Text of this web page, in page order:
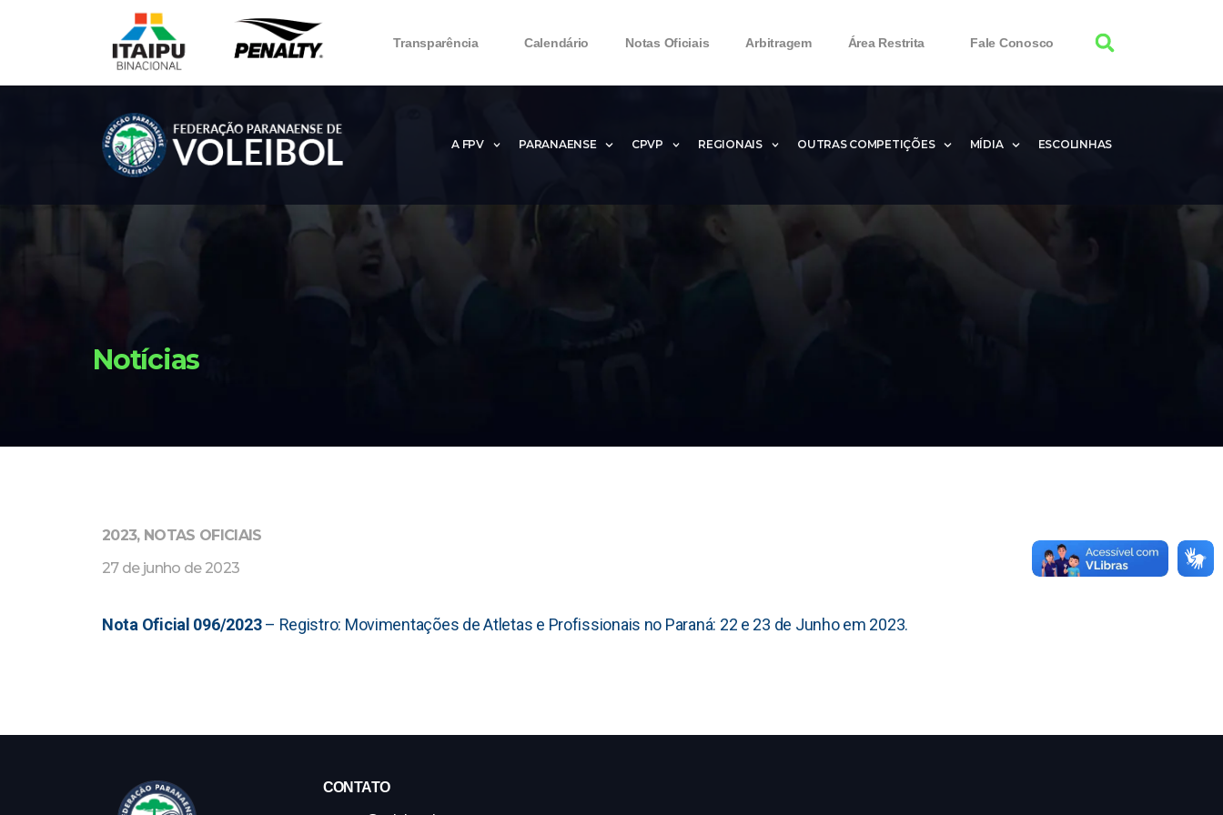
Transparência Calendário Notas Oficiais Arbitragem Área Restrita Fale Conosco
A FPV
Microsoft Office 2016 Product Key 2020 – Free Product Keys
MMicrosoft Office 2016 Product key: Free Download & Activate
PARANAENSE CPVP REGIONAIS OUTRAS COMPETIÇÕES MÍDIA ESCOLINHAS
Notícias
2023, NOTAS OFICIAIS
27 de junho de 2023
Nota Oficial 096/2023– Registro: Movimentações de Atletas e Profissionais no Paraná: 22 e 23 de Junho em 2023.
CONTATO